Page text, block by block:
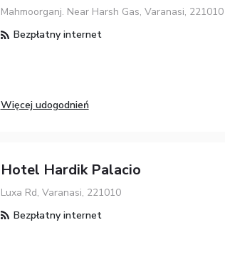
Mahmoorganj. Near Harsh Gas, Varanasi, 221010
Bezpłatny internet
Więcej udogodnień
Hotel Hardik Palacio
Luxa Rd, Varanasi, 221010
Bezpłatny internet